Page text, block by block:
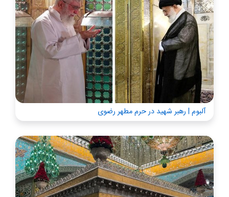
آلبوم | رهبر شهید در حرم مطهر رضوی